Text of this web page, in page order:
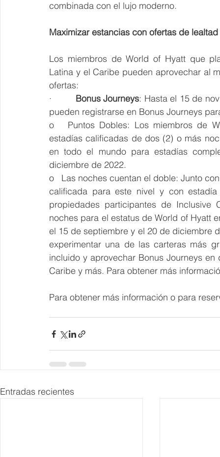
combinada con el lujo moderno.
Maximizar estancias con ofertas de
Los miembros de World of Hyatt que
Latina y el Caribe pueden aprovechar al
ofertas:
· Bonus Journeys: Hasta el 15 de
pueden registrarse en Bonus Journeys
o   Puntos Dobles: Los miembros de
estadías calificadas de dos (2) o más
en todo el mundo para estadías
diciembre de 2022.
o   Las noches cuentan el doble: Junto
calificada para este nivel y con
propiedades participantes de Inclusive
noches para el estatus de World of Hyatt
el 15 de septiembre y el 20 de diciembre
experimentar una de las carteras más
incluido y aprovechar Bonus Journeys
Caribe y más. Para obtener más
Para obtener más información o para
Entradas recientes